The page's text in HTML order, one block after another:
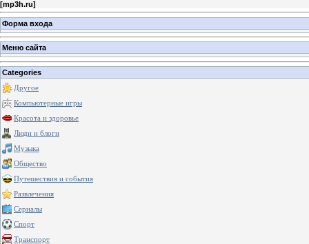
[mp3h.ru]
Форма входа
Меню сайта
Categories
Другое
Компьютерные игры
Красота и здоровье
Люди и блоги
Музыка
Общество
Путешествия и события
Развлечения
Сериалы
Спорт
Транспорт